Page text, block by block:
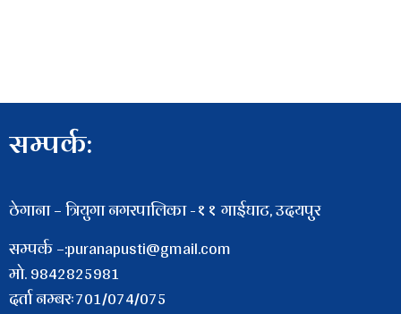
सम्पर्क:
ठेगाना – त्रियुगा नगरपालिका -११ गाईघाट, उदयपुर
सम्पर्क –:puranapusti@gmail.com
माे. 9842825981
दर्ता नम्बरः701/074/075